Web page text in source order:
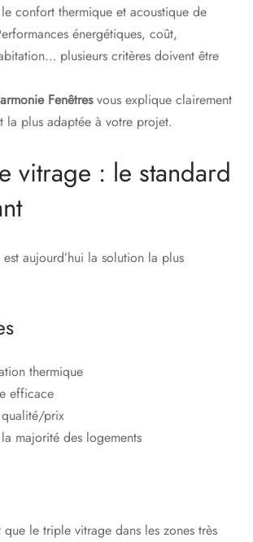
confort thermique et acoustique de
énergétiques, coût,
plusieurs critères doivent être
Fenêtresvous explique clairement
la plus adaptée à votre projet.
vitrage : le standard
aujourd’hui la solution la plus
thermique
efficace
prix
majorité des logements
le triple vitrage dans les zones très